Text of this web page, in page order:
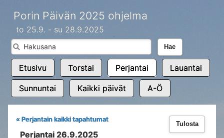
Porin Päivän 2025 ohjelma
to 25.9. - su 28.9.2025
Hae
Etusivu Torstai Perjantai Lauantai
Sunnuntai Kaikki päivät A-Ö
Tulosta
« Perjantain kaikki tapahtumat
Perjantai 26.9.2025